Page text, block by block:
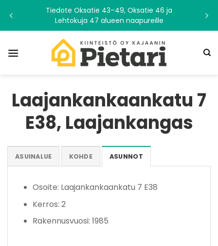
content
Tiedote Oksatie 43–49, Oksatie 46 ja
Lehtokuja 47 alueen naapureille
Laajankankaankatu 7
E38, Laajankangas
ASUINALUE KOHDE ASUNNOT
Osoite: Laajankankaankatu 7 E38
Kerros: 2
Rakennusvuosi: 1985